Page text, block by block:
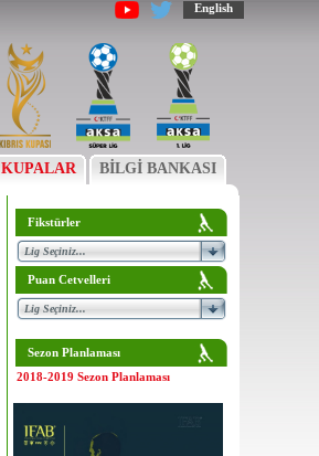
English
KUPALAR BİLGİ BANKASI
Fikstürler
Puan Cetvelleri
Sezon Planlaması
2018-2019 Sezon Planlaması